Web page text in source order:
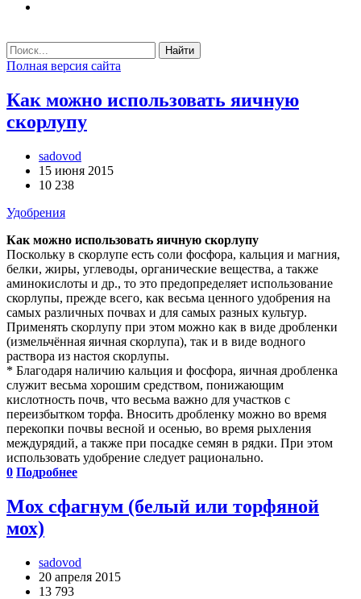
Найти
Полная версия сайта
Как можно использовать яичную
скорлупу
sadovod
15 июня 2015
10 238
Удобрения
Как можно использовать яичную скорлупу
Поскольку в скорлупе есть соли фосфора, кальция и магния,
белки, жиры, углеводы, органические вещества, а также
аминокислоты и др., то это предопределяет использование
скорлупы, прежде всего, как весьма ценного удобрения на
самых различных почвах и для самых разных культур.
Применять скорлупу при этом можно как в виде дробленки
(измельчённая яичная скорлупа), так и в виде водного
раствора из настоя скорлупы.
* Благодаря наличию кальция и фосфора, яичная дробленка
служит весьма хорошим средством, понижающим
кислотность почв, что весьма важно для участков с
переизбытком торфа. Вносить дробленку можно во время
перекопки почвы весной и осенью, во время рыхления
междурядий, а также при посадке семян в рядки. При этом
использовать удобрение следует рационально.
0 Подробнее
Мох сфагнум (белый или торфяной
мох)
sadovod
20 апреля 2015
13 793